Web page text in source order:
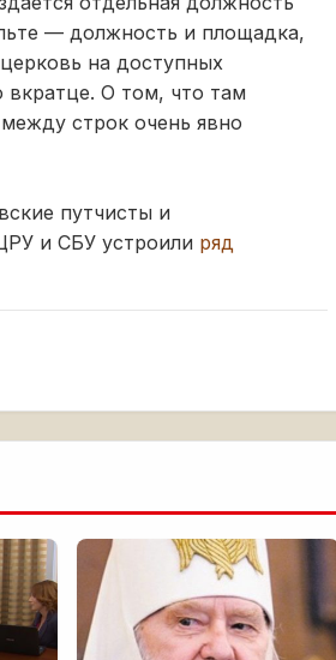
— должность и площадка,
на доступных
вкратце. О том, что там
строк очень явно
путчисты и
и СБУ устроили ряд